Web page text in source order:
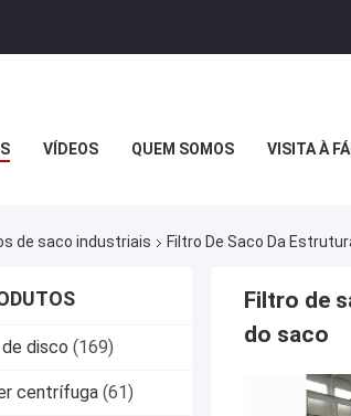
VÍDEOS QUEM SOMOS VISITA À
de saco industriais Filtro De Saco Da
disco (169)
centrífuga (61)
Filtro de
do saco